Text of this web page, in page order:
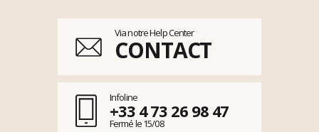
Via notre Help Center
CONTACT
Infoline
+33 4 73 26 98 47
Fermé le 15/08